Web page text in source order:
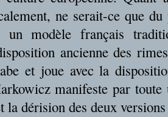
ne serait-ce que
modèle français
ancienne des
et joue avec la
manifeste par
la dérision des deux